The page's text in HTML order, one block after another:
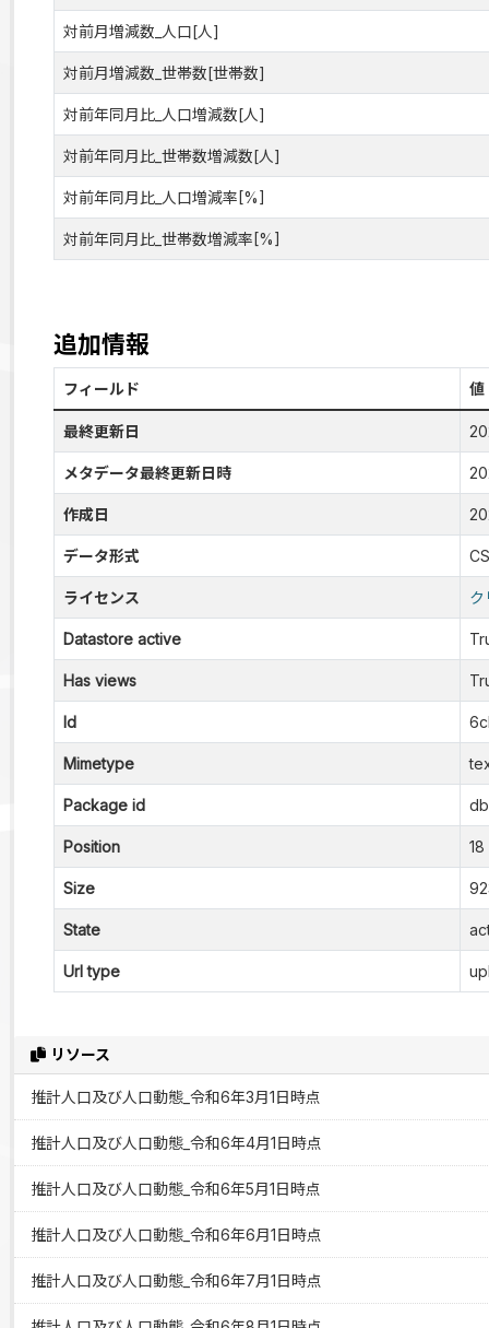
リソース
推計人口及び人口動態_令和6年3月1日時点
推計人口及び人口動態_令和6年4月1日時点
推計人口及び人口動態_令和6年5月1日時点
推計人口及び人口動態_令和6年6月1日時点
推計人口及び人口動態_令和6年7月1日時点
対前月増減数_人口[人]
対前月増減数_世帯数[世帯数]
対前年同月比_人口増減数[人]
対前年同月比_世帯数増減数[人]
対前年同月比_人口増減率[%]
対前年同月比_世帯数増減率[%]
追加情報
フィールド 値
最終更新日
メタデータ最終更新日時
作成日
データ形式
ライセンス ク
Datastore active
Has views
Id
Mimetype
Package id
Position 18
Size
State
Url type